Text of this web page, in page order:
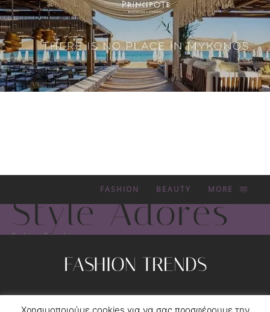
FASHION BEAUTY MORE
Style Adorés
Fashion Trends
FASHION TRENDS
Χρησιμοποιούμε cookies για να σας προσφέρουμε την